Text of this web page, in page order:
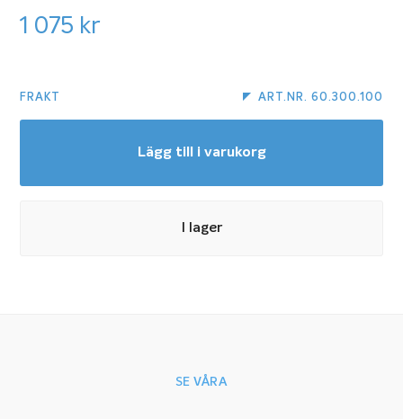
1 075 kr
FRAKT ART.NR. 60.300.100
Lägg till i varukorg
I lager
SE VÅRA